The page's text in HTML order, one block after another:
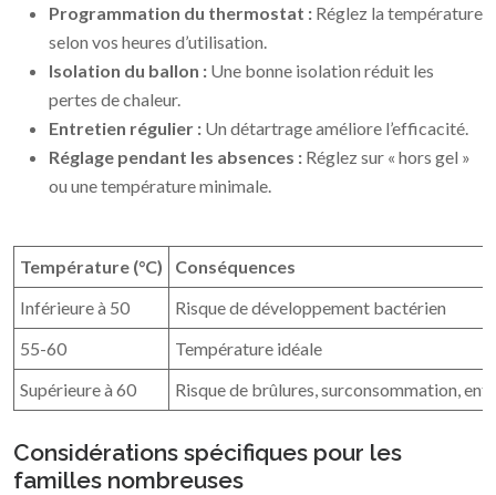
Programmation du thermostat : Réglez la température
selon vos heures d’utilisation.
Isolation du ballon : Une bonne isolation réduit les
pertes de chaleur.
Entretien régulier : Un détartrage améliore l’efficacité.
Réglage pendant les absences : Réglez sur « hors gel »
ou une température minimale.
Température (°C)
Conséquences
Inférieure à 50
Risque de développement bactérien
55-60
Température idéale
Supérieure à 60
Risque de brûlures, surconsommation,
Considérations spécifiques pour les
familles nombreuses